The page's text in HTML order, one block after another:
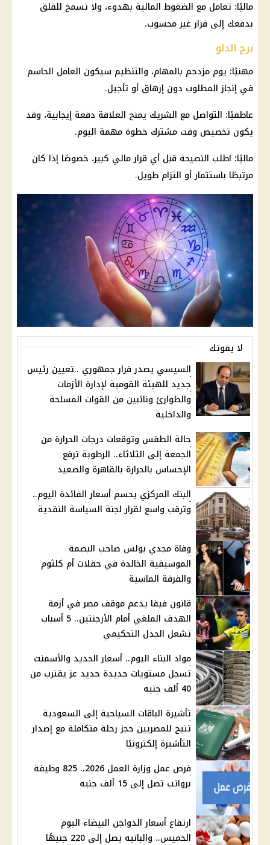
ماليًا: تعامل مع الضغوط المالية بهدوء، ولا تسمح للقلق
بدفعك إلى قرار غير محسوب.
برج الدلو
مهنيًا: يوم مزدحم بالمهام، والتنظيم سيكون العامل الحاسم
في إنجاز المطلوب دون إرهاق أو تأجيل.
عاطفيًا: التواصل مع الشريك يمنح العلاقة دفعة إيجابية، وقد
يكون تخصيص وقت مشترك خطوة مهمة اليوم.
ماليًا: اطلب النصيحة قبل أي قرار مالي كبير، خصوصًا إذا كان
مرتبطًا باستثمار أو التزام طويل.
لا يفوتك
السيسي يصدر قرار جمهوري ..تعيين رئيس
جديد للهيئة القومية لإدارة الأزمات
والطوارئ ونائبين من القوات المسلحة
والداخلية
حالة الطقس وتوقعات درجات الحرارة من
الجمعة إلى الثلاثاء.. الرطوبة ترفع
الإحساس بالحرارة بالقاهرة والصعيد
البنك المركزي يحسم أسعار الفائدة اليوم..
وترقب واسع لقرار لجنة السياسة النقدية
وفاة مجدي بولس صاحب البصمة
الموسيقية الخالدة في حفلات أم كلثوم
والفرقة الماسية
قانون فيفا يدعم موقف مصر في أزمة
الهدف الملغي أمام الأرجنتين.. 5 أسباب
تشعل الجدل التحكيمي
مواد البناء اليوم.. أسعار الحديد والأسمنت
تسجل مستويات جديدة حديد عز يقترب من
40 ألف جنيه
تأشيرة الباقات السياحية إلى السعودية
تتيح للمصريين حجز رحلة متكاملة مع إصدار
التأشيرة إلكترونيًا
فرص عمل وزارة العمل 2026.. 825 وظيفة
برواتب تصل إلى 15 ألف جنيه
ارتفاع أسعار الدواجن البيضاء اليوم
الخميس.. والبانيه يصل إلى 220 جنيهًا